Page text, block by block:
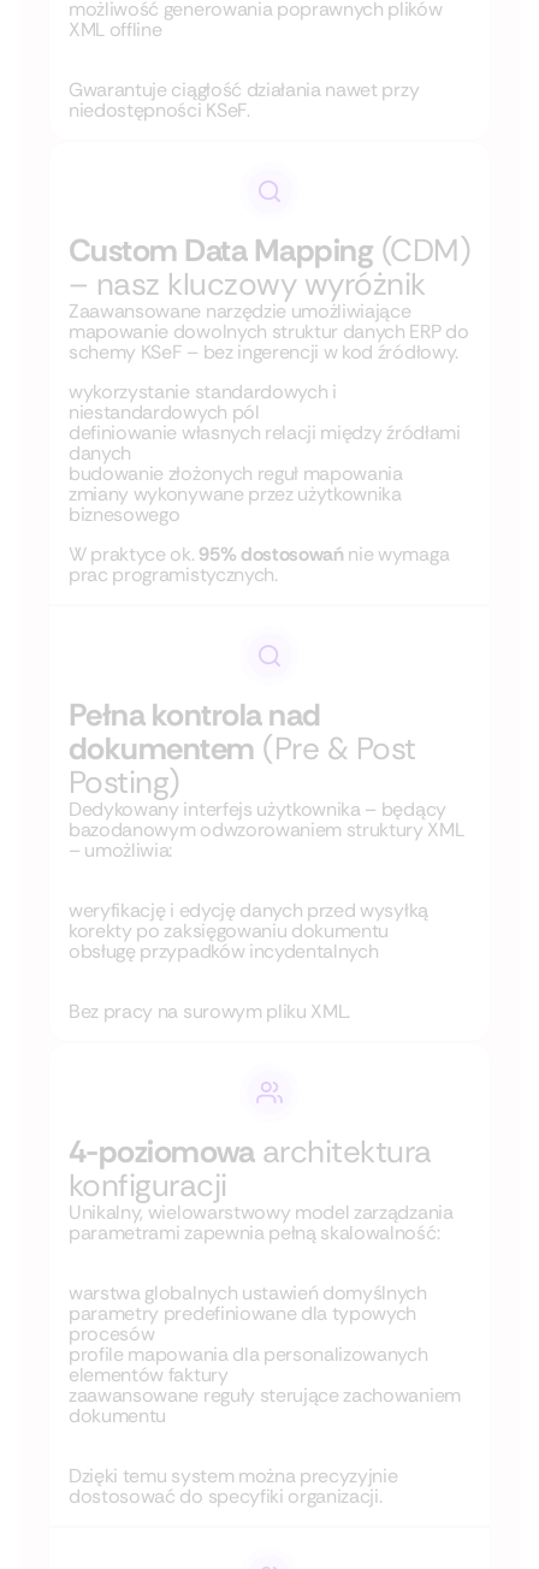
możliwość generowania poprawnych plików
XML offline
Gwarantuje ciągłość działania nawet przy
niedostępności KSeF.
Custom Data Mapping (CDM)
– nasz kluczowy wyróżnik
Zaawansowane narzędzie umożliwiające
mapowanie dowolnych struktur danych ERP do
schemy KSeF – bez ingerencji w kod źródłowy.
wykorzystanie standardowych i
niestandardowych pól
definiowanie własnych relacji między źródłami
danych
budowanie złożonych reguł mapowania
zmiany wykonywane przez użytkownika
biznesowego
W praktyce ok. 95% dostosowań nie wymaga
prac programistycznych.
Pełna kontrola nad
dokumentem (Pre & Post
Posting)
Dedykowany interfejs użytkownika – będący
bazodanowym odwzorowaniem struktury XML
– umożliwia:
weryfikację i edycję danych przed wysyłką
korekty po zaksięgowaniu dokumentu
obsługę przypadków incydentalnych
Bez pracy na surowym pliku XML.
4-poziomowaarchitektura
konfiguracji
Unikalny, wielowarstwowy model zarządzania
parametrami zapewnia pełną skalowalność:
warstwa globalnych ustawień domyślnych
parametry predefiniowane dla typowych
procesów
profile mapowania dla personalizowanych
elementów faktury
zaawansowane reguły sterujące zachowaniem
dokumentu
Dzięki temu system można precyzyjnie
dostosować do specyfiki organizacji.